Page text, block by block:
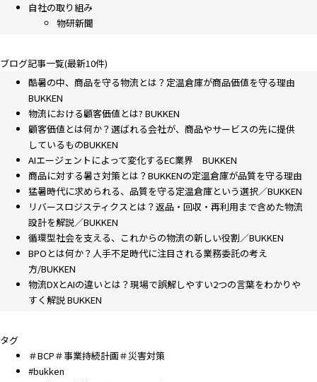
自社の取り組み
物研新聞
ブログ記事一覧(最新10件)
酷暑の中、商品を守る物流とは？定温倉庫が商品価値を守る理由
BUKKEN
物流における顧客価値とは? BUKKEN
顧客価値とは何か？選ばれる会社が、商品やサービスの先に提供
しているものBUKKEN
AIエージェントによって変化するEC業界 BUKKEN
商品に対する暑さ対策とは？BUKKENの定温倉庫が品質を守る理由
猛暑時代に求められる、品質を守る定温倉庫という選択／BUKKEN
リバースロジスティクスとは？返品・回収・再利用まで含めた物流
設計を解説／BUKKEN
循環型社会を支える、これからの物流の新しい役割／BUKKEN
BPOとは何か？人手不足時代に注目される業務委託の考え
方/BUKKEN
物流DXとAIの違いとは？現場で誤解しやすい2つの言葉をわかりや
すく解説 BUKKEN
タグ
＃BCP＃事業持続計画＃災害対策
#bukken